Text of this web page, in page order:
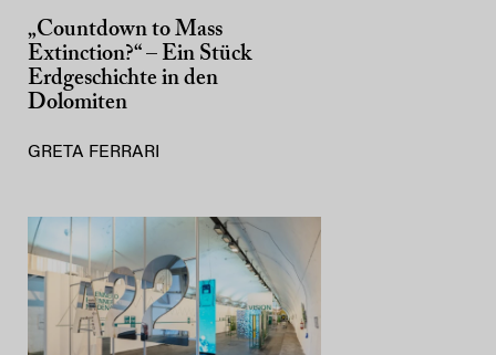
„Countdown to Mass
Extinction?“ – Ein Stück
Erdgeschichte in den
Dolomiten
GRETA FERRARI